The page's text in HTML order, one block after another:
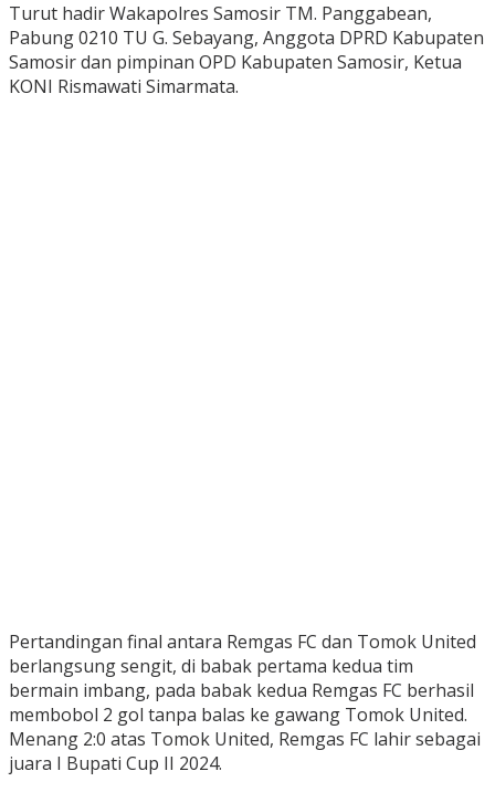
Turut hadir Wakapolres Samosir TM. Panggabean,
Pabung 0210 TU G. Sebayang, Anggota DPRD Kabupaten
Samosir dan pimpinan OPD Kabupaten Samosir, Ketua
KONI Rismawati Simarmata.
Pertandingan final antara Remgas FC dan Tomok United
berlangsung sengit, di babak pertama kedua tim
bermain imbang, pada babak kedua Remgas FC berhasil
membobol 2 gol tanpa balas ke gawang Tomok United.
Menang 2:0 atas Tomok United, Remgas FC lahir sebagai
juara I Bupati Cup II 2024.